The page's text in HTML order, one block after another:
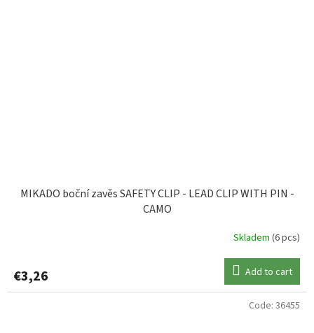
MIKADO boční zavěs SAFETY CLIP - LEAD CLIP WITH PIN -
CAMO
Skladem (6 pcs)
€3,26 Add to cart
Code: 36455